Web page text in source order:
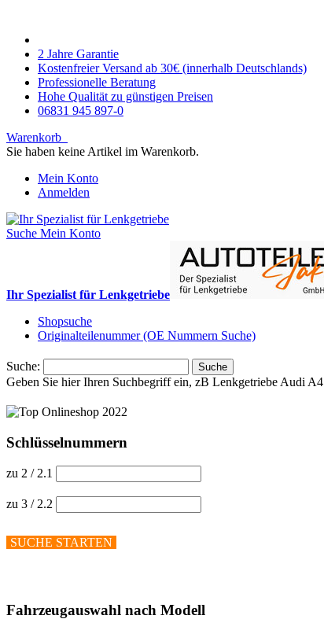
2 Jahre Garantie
Kostenfreier Versand ab 30€ (innerhalb Deutschlands)
Professionelle Beratung
Hohe Qualität zu günstigen Preisen
06831 945 897-0
Warenkorb
Sie haben keine Artikel im Warenkorb.
Mein Konto
Anmelden
Suche Mein Konto
Ihr Spezialist für Lenkgetriebe
Shopsuche
Originalteilenummer (OE Nummern Suche)
Suche: Suche
Geben Sie hier Ihren Suchbegriff ein, zB Lenkgetriebe Audi A4
Schlüsselnummern
zu 2 / 2.1
zu 3 / 2.2
SUCHE STARTEN
Fahrzeugauswahl nach Modell